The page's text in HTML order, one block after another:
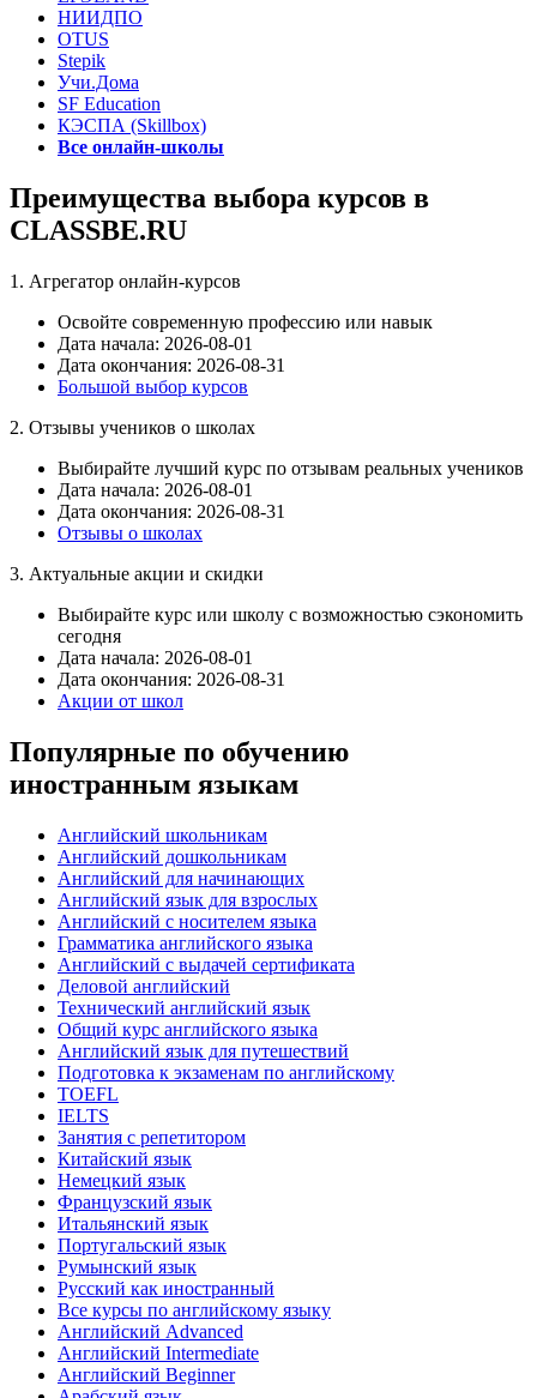
НИИДПО
OTUS
Stepik
Учи.Дома
SF Education
КЭСПА (Skillbox)
Все онлайн-школы
Преимущества выбора курсов в
CLASSBE.RU
1. Агрегатор онлайн-курсов
Освойте современную профессию или навык
Дата начала: 2026-08-01
Дата окончания: 2026-08-31
Большой выбор курсов
2. Отзывы учеников о школах
Выбирайте лучший курс по отзывам реальных учеников
Дата начала: 2026-08-01
Дата окончания: 2026-08-31
Отзывы о школах
3. Актуальные акции и скидки
Выбирайте курс или школу с возможностью сэкономить
сегодня
Дата начала: 2026-08-01
Дата окончания: 2026-08-31
Акции от школ
Популярные по обучению
иностранным языкам
Английский школьникам
Английский дошкольникам
Английский для начинающих
Английский язык для взрослых
Английский с носителем языка
Грамматика английского языка
Английский с выдачей сертификата
Деловой английский
Технический английский язык
Общий курс английского языка
Английский язык для путешествий
Подготовка к экзаменам по английскому
TOEFL
IELTS
Занятия с репетитором
Китайский язык
Немецкий язык
Французский язык
Итальянский язык
Португальский язык
Румынский язык
Русский как иностранный
Все курсы по английскому языку
Английский Advanced
Английский Intermediate
Английский Beginner